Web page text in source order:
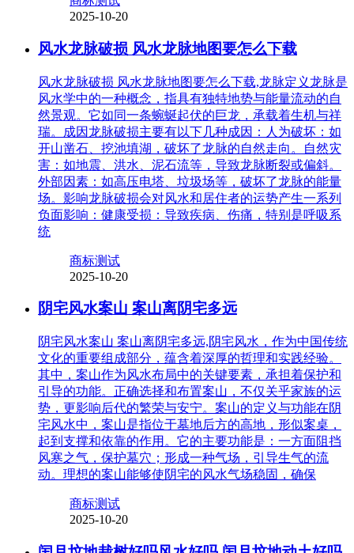
2025-10-20
风水龙脉破损 风水龙脉地图要怎么下载
风水龙脉破损 风水龙脉地图要怎么下载,龙脉定义龙脉是
风水学中的一种概念，指具有独特地势与能量流动的自
然景观。它如同一条蜿蜒起伏的巨龙，承载着生机与祥
瑞。成因龙脉破损主要有以下几种成因：人为破坏：如
开山凿石、挖池填湖，破坏了龙脉的自然走向。自然灾
害：如地震、洪水、泥石流等，导致龙脉断裂或偏斜。
外部因素：如高压电塔、垃圾场等，破坏了龙脉的能量
场。影响龙脉破损会对风水和居住者的运势产生一系列
负面影响：健康受损：导致疾病、伤痛，特别是呼吸系
统
商标测试
2025-10-20
阴宅风水案山 案山离阴宅多远
阴宅风水案山 案山离阴宅多远,阴宅风水，作为中国传统
文化的重要组成部分，蕴含着深厚的哲理和实践经验。
其中，案山作为风水布局中的关键要素，承担着保护和
引导的功能。正确选择和布置案山，不仅关乎家族的运
势，更影响后代的繁荣与安宁。案山的定义与功能在阴
宅风水中，案山是指位于墓地后方的高地，形似案桌，
起到支撑和依靠的作用。它的主要功能是：一方面阻挡
风寒之气，保护墓穴；形成一种气场，引导生气的流
动。理想的案山能够使阴宅的风水气场稳固，确保
商标测试
2025-10-20